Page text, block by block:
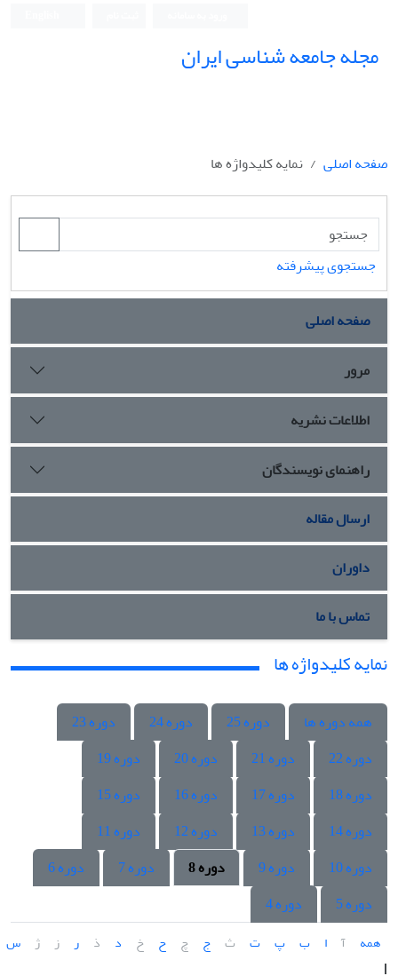
مجله جامعه شناسی ایران
صفحه اصلی نمایه کلیدواژه ها
جستجوی پیشرفته
صفحه اصلی
مرور
اطلاعات نشریه
راهنمای نویسندگان
ارسال مقاله
داوران
تماس با ما
نمایه کلیدواژه ها
همه دوره ها دوره 25 دوره 24
دوره 23
دوره 22
دوره 21 دوره 20
دوره 19
دوره 18
دوره 17 دوره 16
دوره 15
دوره 14
دوره 13 دوره 12
دوره 11
دوره 10
دوره 9 دوره 8 دوره 7
دوره 6
دوره 5
دوره 4
همه آ ا ب پ ت ث ج چ ح خ د ذ ر ز ژ س
ا